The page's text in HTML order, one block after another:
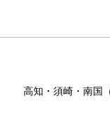
高知・須崎・南国